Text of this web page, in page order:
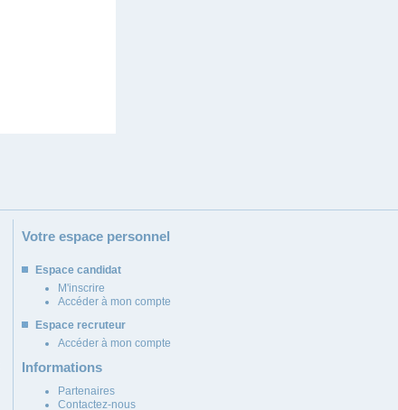
Votre espace personnel
Espace candidat
M'inscrire
Accéder à mon compte
Espace recruteur
Accéder à mon compte
Informations
Partenaires
Contactez-nous